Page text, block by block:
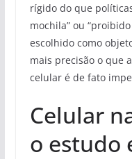
rígido do que
mochila” ou
escolhido como
mais precisão o que
celular é de fato
Celular
o estudo